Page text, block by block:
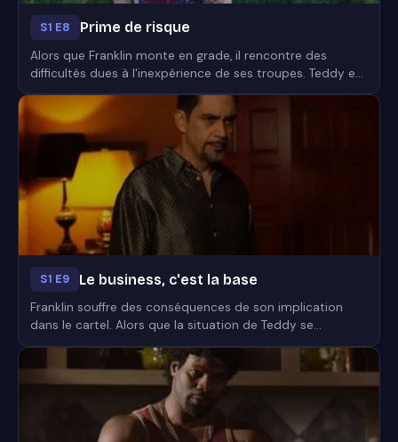
S1 E8 Prime de risque
Alors que Franklin monte en grade, il rencontre des
difficultés dues à l'inexpérience de ses troupes. Teddy est
une révélation en rendant visite à son père. Teddy et
Victoria rencontrent un homme qui leur indique une
nouvelle piste à suivre...
S1 E9 Le business, c'est la base
Franklin souffre des conséquences de son implication
dans le cartel. Alors que la situation de Teddy se
et Lucia ne savent pas quelle direction prendre. Mis au
pied du mur par sa mère, Franklin admet qu'il a vendu de
l'herbe pour le compte de son oncle...